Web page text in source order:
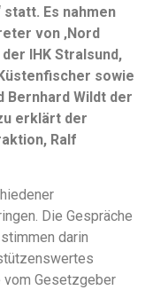
statt. Es nahmen
von ‚Nord
IHK Stralsund,
sowie
Bernhard Wildt der
erklärt der
Ralf
Die Gespräche
darin
Gesetzgeber